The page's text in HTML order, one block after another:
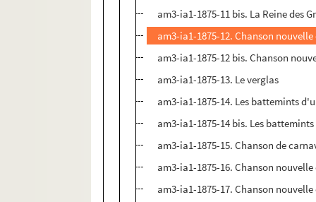
am3-ia1-1875-11 bis. La Reine des
am3-ia1-1875-12. Chanson
am3-ia1-1875-12 bis. Chanson
am3-ia1-1875-13. Le verglas
am3-ia1-1875-14. Les battemints
am3-ia1-1875-14 bis. Les
am3-ia1-1875-15. Chanson de
am3-ia1-1875-16. Chanson
am3-ia1-1875-17. Chanson